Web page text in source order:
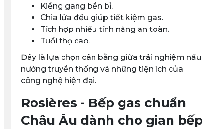
Kiềng gang bền bỉ.
Chia lửa đều giúp tiết kiệm gas.
Tích hợp nhiều tính năng an toàn.
Tuổi thọ cao.
Đây là lựa chọn cân bằng giữa trải nghiệm nấu
nướng truyền thống và những tiện ích của
công nghệ hiện đại.
Rosières - Bếp gas chuẩn
Châu Âu dành cho gian bếp